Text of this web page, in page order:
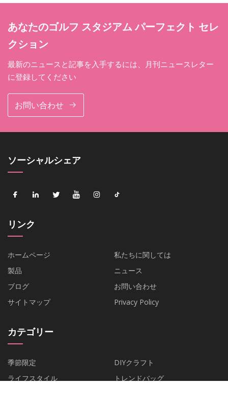
あなたのゴルフ スタジアム パーフェクト セレ
クション
最新のニュースと記事を入手するには、月刊ニュースレター
に登録してください
お問い合わせ
ソーシャルシェア
リンク
ホームページ
私たちに関しては
製品
ニュース
ブログ
お問い合わせ
サイトマップ
Privacy Policy
カテゴリー
季節限定
DIYクラフト
ライフスタイル
トレンドバッグ